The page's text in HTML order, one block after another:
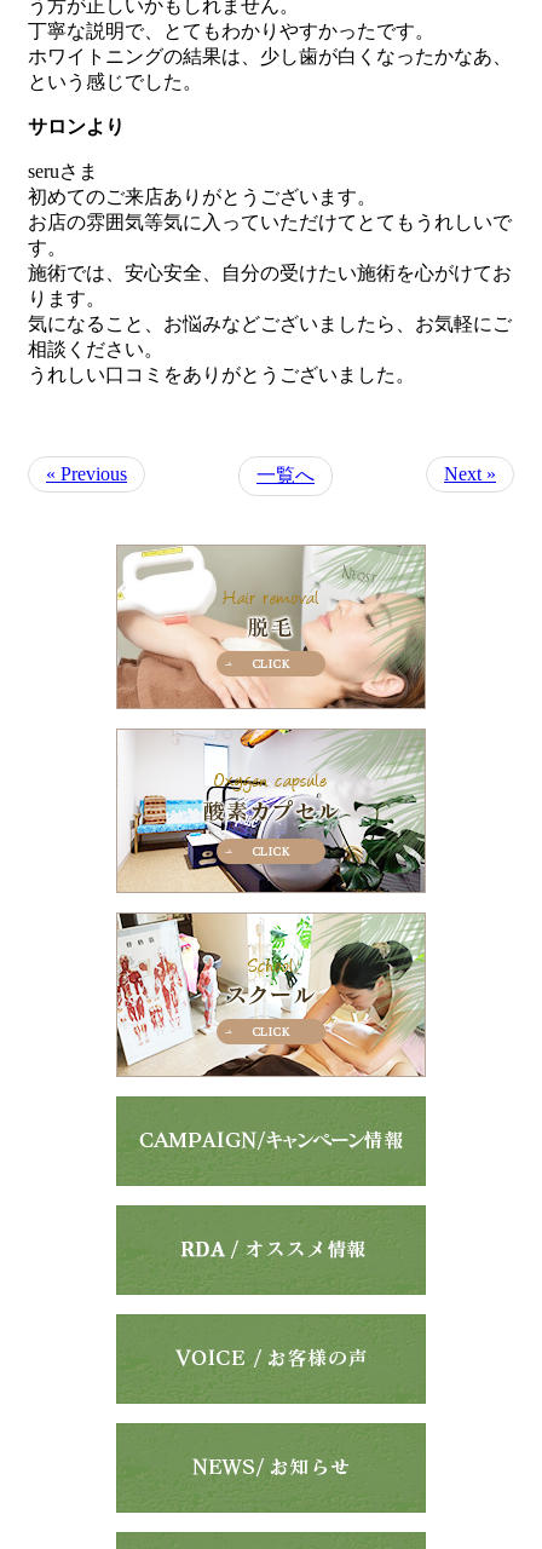
う方が正しいかもしれません。
丁寧な説明で、とてもわかりやすかったです。
ホワイトニングの結果は、少し歯が白くなったかなあ、
という感じでした。
サロンより
seruさま
初めてのご来店ありがとうございます。
お店の雰囲気等気に入っていただけてとてもうれしいで
す。
施術では、安心安全、自分の受けたい施術を心がけてお
ります。
気になること、お悩みなどございましたら、お気軽にご
相談ください。
うれしい口コミをありがとうございました。
« Previous 一覧へ Next »